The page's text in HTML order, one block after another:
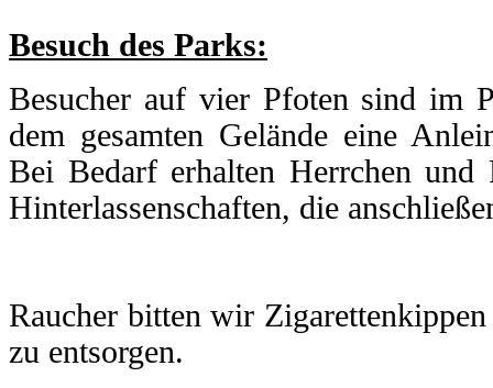
Besuch des Parks:
Besucher auf vier Pfoten sind im
dem gesamten Gelände eine
Bei Bedarf erhalten Herrchen und
Hinterlassenschaften, die
Raucher bitten wir
zu entsorgen.